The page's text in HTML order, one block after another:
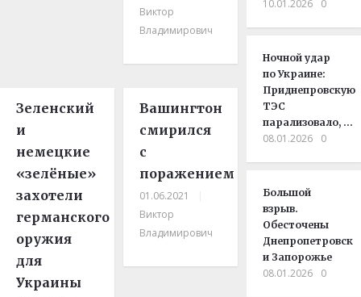
Виктор
Владимирович
Зеленский
и
немецкие
«зелёные»
захотели
германского
оружия
для
Украины
Вашингтон
смирился
с
поражением
01.06.2021
Виктор
Владимирович
10.01.2026 0
Ночной удар
по Украине:
Приднепровскую
ТЭС
парализовало, …
08.01.2026 0
Большой
взрыв.
Обесточены
Днепропетровск
и Запорожье
08.01.2026 0